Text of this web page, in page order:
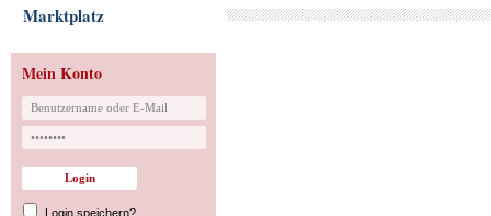
Marktplatz
Mein Konto
Login speichern?